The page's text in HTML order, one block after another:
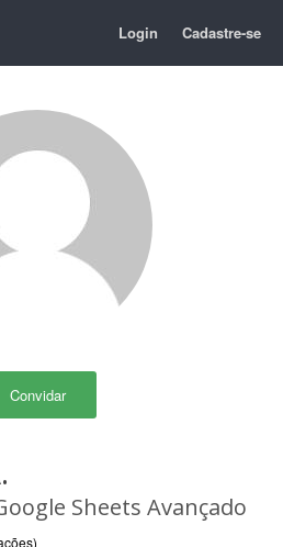
Login Cadastre-se
Convidar
Sheets Avançado